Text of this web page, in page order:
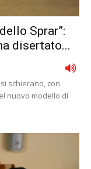
Sprar”:
disertato...
schierano, con
nuovo modello di